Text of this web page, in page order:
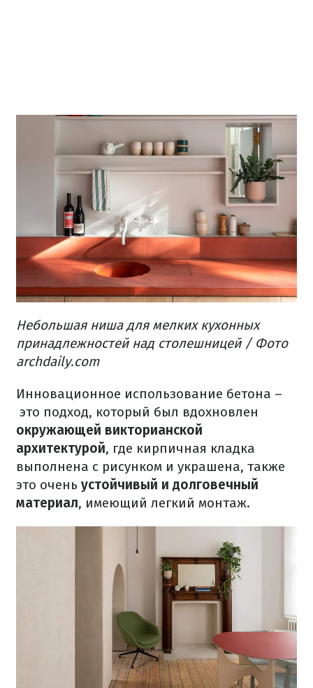
Небольшая ниша для мелких кухонных
принадлежностей над столешницей / Фото
archdaily.com
Инновационное использование бетона –
это подход, который был вдохновлен
окружающей викторианской
архитектурой, где кирпичная кладка
выполнена с рисунком и украшена, также
это очень устойчивый и долговечный
материал, имеющий легкий монтаж.